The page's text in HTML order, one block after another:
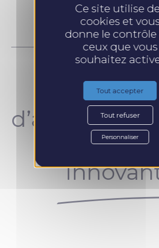
Un
unique et
Ce site utilise
cookies et
donne le contrôle
ceux que vous
souhaitez
Tout accepter
Tout refuser
Personnaliser